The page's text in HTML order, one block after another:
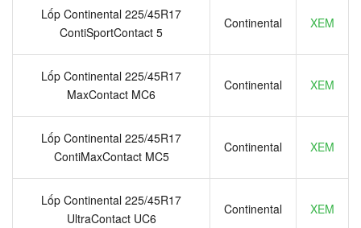
Lốp Continental 225/45R17
ContiSportContact 5
Continental XEM
Lốp Continental 225/45R17
MaxContact MC6
Continental XEM
Lốp Continental 225/45R17
ContiMaxContact MC5
Continental XEM
Lốp Continental 225/45R17
UltraContact UC6
Continental XEM